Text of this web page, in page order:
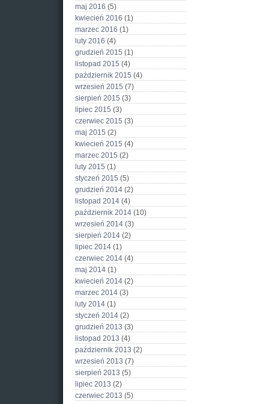
maj 2016 (5)
kwiecień 2016 (1)
marzec 2016 (1)
luty 2016 (4)
grudzień 2015 (1)
listopad 2015 (4)
październik 2015 (4)
wrzesień 2015 (7)
sierpień 2015 (3)
lipiec 2015 (3)
czerwiec 2015 (3)
maj 2015 (2)
kwiecień 2015 (4)
marzec 2015 (2)
luty 2015 (1)
styczeń 2015 (5)
grudzień 2014 (2)
listopad 2014 (4)
październik 2014 (10)
wrzesień 2014 (3)
sierpień 2014 (2)
lipiec 2014 (1)
czerwiec 2014 (4)
maj 2014 (1)
kwiecień 2014 (2)
marzec 2014 (3)
luty 2014 (1)
styczeń 2014 (2)
grudzień 2013 (3)
listopad 2013 (4)
październik 2013 (2)
wrzesień 2013 (7)
sierpień 2013 (5)
lipiec 2013 (2)
czerwiec 2013 (5)